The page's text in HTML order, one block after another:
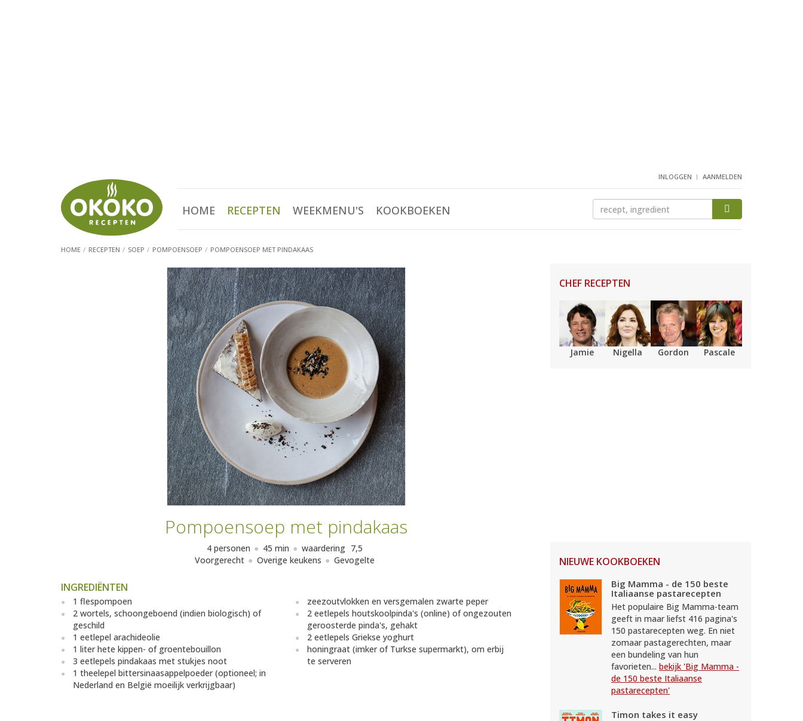
INLOGGEN AANMELDEN
HOME RECEPTEN WEEKMENU'S KOOKBOEKEN
HOME RECEPTEN SOEP POMPOENSOEP POMPOENSOEP MET PINDAKAAS
Pompoensoep met pindakaas
4 personen 45 min waardering 7,5
Voorgerecht
Overige keukens Gevogelte
INGREDIËNTEN
1 flespompoen
2 wortels, schoongeboend (indien biologisch) of
geschild
1 eetlepel arachideolie
1 liter hete kippen- of groentebouillon
3 eetlepels pindakaas met stukjes noot
1 theelepel bittersinaasappelpoeder (optioneel; in
Nederland en België moeilijk verkrijgbaar)
zeezoutvlokken en versgemalen zwarte peper
2 eetlepels houtskoolpinda's (online) of ongezouten
geroosterde pinda's, gehakt
2 eetlepels Griekse yoghurt
honingraat (imker of Turkse supermarkt), om erbij
te serveren
CHEF RECEPTEN
Jamie Nigella Gordon Pascale
NIEUWE KOOKBOEKEN
Big Mamma - de 150 beste
Italiaanse pastarecepten
Het populaire Big Mamma-team
geeft in maar liefst 416 pagina's
150 pastarecepten weg. En niet
zomaar pastagerechten, maar
een bundeling van hun
favorieten... bekijk 'Big Mamma -
de 150 beste Italiaanse
pastarecepten'
Timon takes it easy